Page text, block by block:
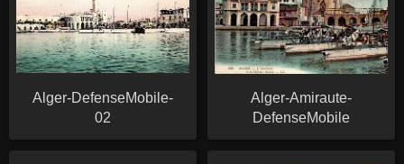
Alger-DefenseMobile-
02
Alger-Amiraute-
DefenseMobile